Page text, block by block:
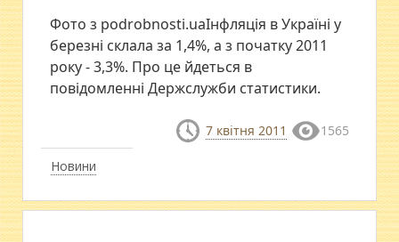
Новини
Фото з podrobnosti.uaІнфляція в Україні у
березні склала за 1,4%, а з початку 2011
року - 3,3%. Про це йдеться в
повідомленні Держслужби статистики.
7 квітня 2011 1565